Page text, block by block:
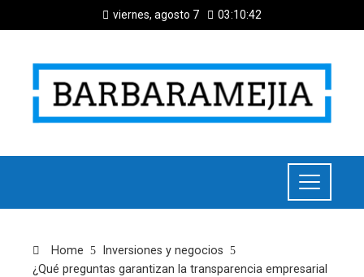
viernes, agosto 7 03:10:42
Home
Inversiones y negocios
¿Qué preguntas garantizan la transparencia empresarial